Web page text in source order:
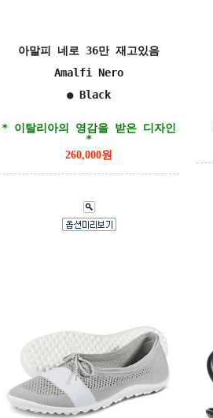
아말피 네로 36만 재고있음
Amalfi Nero
● Black
* 이탈리아의 영감을 받은 디자인
*
260,000원